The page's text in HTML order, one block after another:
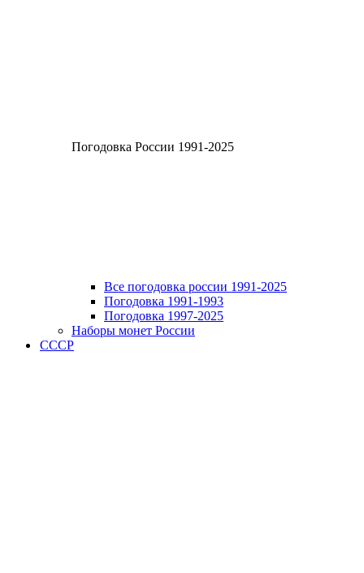
Погодовка России 1991-2025
Все погодовка россии 1991-2025
Погодовка 1991-1993
Погодовка 1997-2025
Наборы монет России
СССР